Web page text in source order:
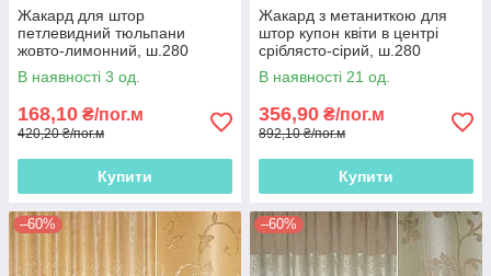
Жакард для штор
петлевидний тюльпани
жовто-лимонний, ш.280
В наявності 3 од.
168,10 ₴/пог.м
420,20 ₴/пог.м
Купити
Жакард з метаниткою для
штор купон квіти в центрі
сріблясто-сірий, ш.280
В наявності 21 од.
356,90 ₴/пог.м
892,10 ₴/пог.м
Купити
–60% –60%